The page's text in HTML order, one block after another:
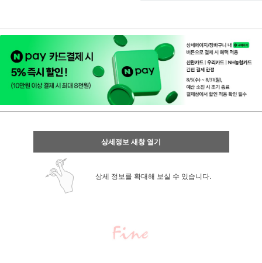
상세정보 새창 열기
상세 정보를 확대해 보실 수 있습니다.